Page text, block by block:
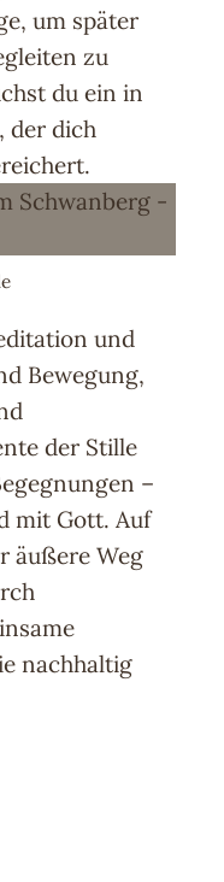
um später
zu
du ein in
der dich
und
Bewegung,
der Stille
–
mit Gott. Auf
äußere Weg
nachhaltig